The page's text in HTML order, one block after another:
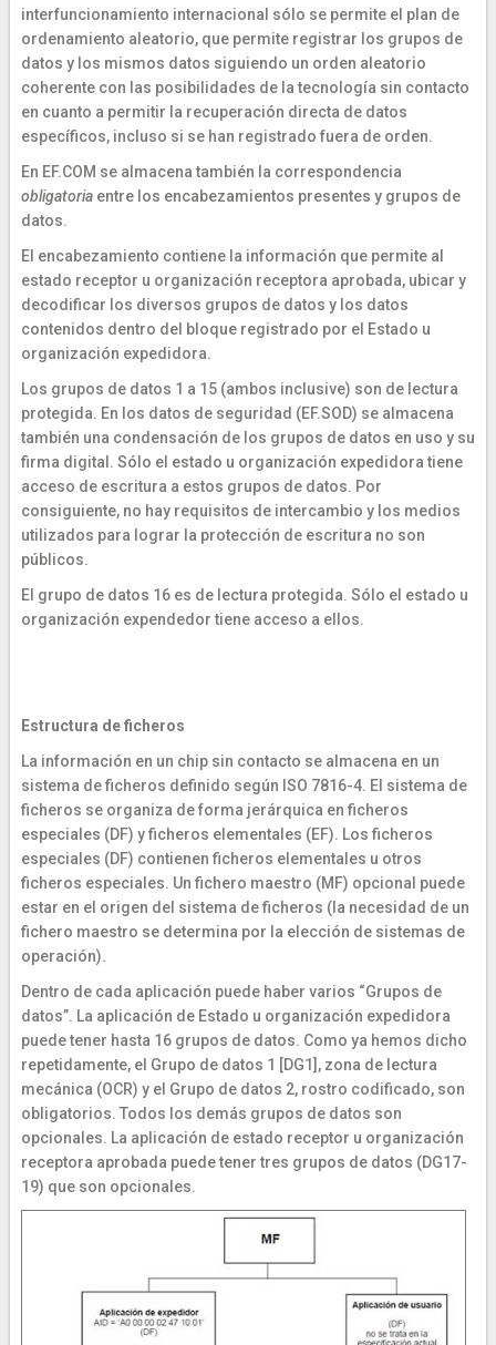
interfuncionamiento internacional sólo se permite el plan de
ordenamiento aleatorio, que permite registrar los grupos de
datos y los mismos datos siguiendo un orden aleatorio
coherente con las posibilidades de la tecnología sin contacto
en cuanto a permitir la recuperación directa de datos
específicos, incluso si se han registrado fuera de orden.
En EF.COM se almacena también la correspondencia
obligatoriaentre los encabezamientos presentes y grupos de
datos.
El encabezamiento contiene la información que permite al
estado receptor u organización receptora aprobada, ubicar y
decodificar los diversos grupos de datos y los datos
contenidos dentro del bloque registrado por el Estado u
organización expedidora.
Los grupos de datos 1 a 15 (ambos inclusive) son de lectura
protegida. En los datos de seguridad (EF.SOD) se almacena
también una condensación de los grupos de datos en uso y su
firma digital. Sólo el estado u organización expedidora tiene
acceso de escritura a estos grupos de datos. Por
consiguiente, no hay requisitos de intercambio y los medios
utilizados para lograr la protección de escritura no son
públicos.
El grupo de datos 16 es de lectura protegida. Sólo el estado u
organización expendedor tiene acceso a ellos.
Estructura de ficheros
La información en un chip sin contacto se almacena en un
sistema de ficheros definido según ISO 7816-4. El sistema de
ficheros se organiza de forma jerárquica en ficheros
especiales (DF) y ficheros elementales (EF). Los ficheros
especiales (DF) contienen ficheros elementales u otros
ficheros especiales. Un fichero maestro (MF) opcional puede
estar en el origen del sistema de ficheros (la necesidad de un
fichero maestro se determina por la elección de sistemas de
operación).
Dentro de cada aplicación puede haber varios “Grupos de
datos”. La aplicación de Estado u organización expedidora
puede tener hasta 16 grupos de datos. Como ya hemos dicho
repetidamente, el Grupo de datos 1 [DG1], zona de lectura
mecánica (OCR) y el Grupo de datos 2, rostro codificado, son
obligatorios. Todos los demás grupos de datos son
opcionales. La aplicación de estado receptor u organización
receptora aprobada puede tener tres grupos de datos (DG17-
19) que son opcionales.